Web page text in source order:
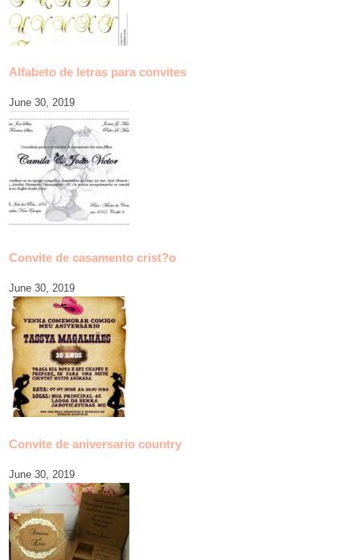
Alfabeto de letras para convites
June 30, 2019
Convite de casamento crist?o
June 30, 2019
Convite de aniversario country
June 30, 2019